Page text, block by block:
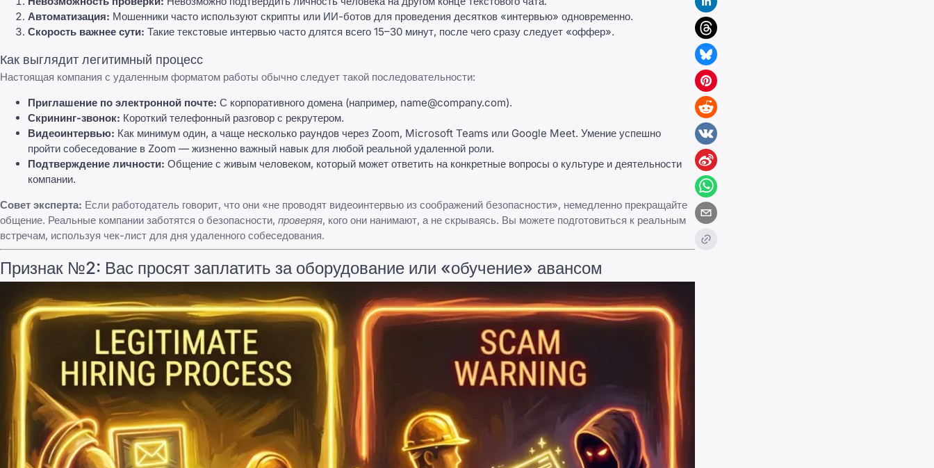
Автоматизация: Мошенники часто используют скрипты или ИИ-ботов для проведения десятков «интервью» одновременно.
Скорость важнее сути: Такие текстовые интервью часто длятся всего 15–30 минут, после чего сразу следует «оффер».
Как выглядит легитимный процесс
Настоящая компания с удаленным форматом работы обычно следует такой последовательности:
Приглашение по электронной почте: С корпоративного домена (например, name@company.com).
Скрининг-звонок: Короткий телефонный разговор с рекрутером.
Видеоинтервью: Как минимум один, а чаще несколько раундов через Zoom, Microsoft Teams или Google Meet. Умение успешно
пройти собеседование в Zoom — жизненно важный навык для любой реальной удаленной роли.
Подтверждение личности: Общение с живым человеком, который может ответить на конкретные вопросы о культуре и деятельности
компании.
Совет эксперта: Если работодатель говорит, что они «не проводят видеоинтервью из соображений безопасности», немедленно прекращайте
общение. Реальные компании заботятся о безопасности, проверяя, кого они нанимают, а не скрываясь. Вы можете подготовиться к реальным
встречам, используя чек-лист для дня удаленного собеседования.
Признак №2: Вас просят заплатить за оборудование или «обучение» авансом